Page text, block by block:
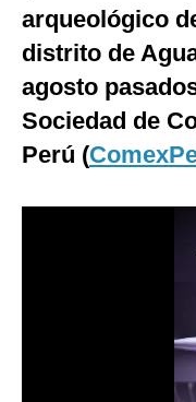
España
Internacional
Tecnología
Club del Suscriptor
Mix
arqueológico
distrito de
agosto
Sociedad de
Perú (